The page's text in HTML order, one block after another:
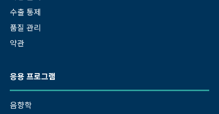
수출 통제
품질 관리
약관
응용 프로그램
음향학